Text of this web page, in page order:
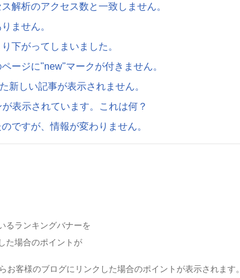
解析のアクセス数と一致しません。
ません。
下がってしまいました。
ージに"new"マークが付きません。
新しい記事が表示されません。
表示されています。これは何？
ですが、情報が変わりません。
るランキングバナーを
た場合のポイントが
お客様のブログにリンクした場合のポイントが表示されます。